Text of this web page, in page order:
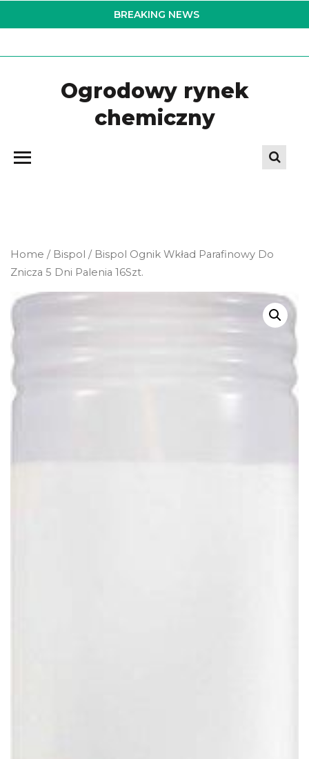
to
BREAKING NEWS
Ogrodowy rynek
chemiczny
Home / Bispol / Bispol Ognik Wkład Parafinowy Do
Znicza 5 Dni Palenia 16Szt.